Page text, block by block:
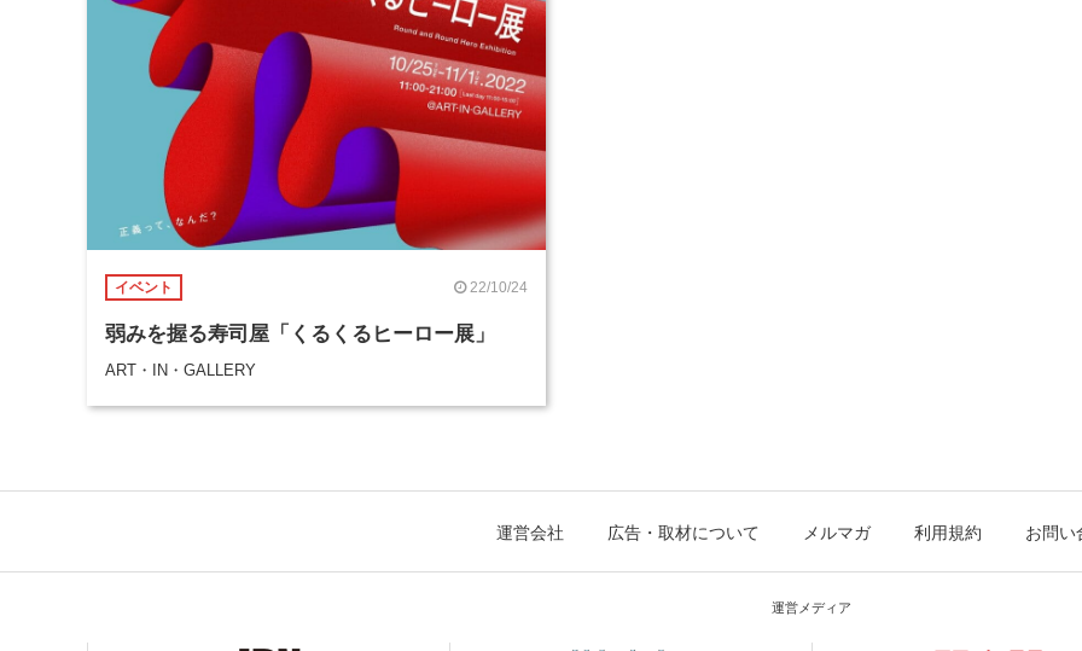
イベント 22/10/24
弱みを握る寿司屋「くるくるヒーロー展」
ART・IN・GALLERY
運営会社 広告・取材について メルマガ 利用規約 お問い
運営メディア